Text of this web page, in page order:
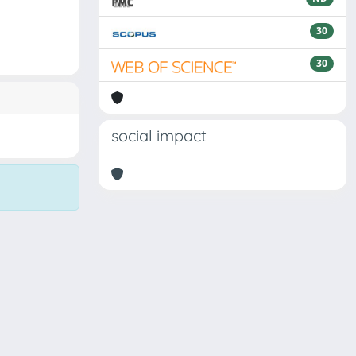
30
30
social impact